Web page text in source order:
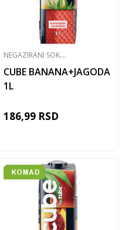
N
EGAZIRANI SOKOVI
CUBE BANANA+JAGODA
1L
186,99 RSD